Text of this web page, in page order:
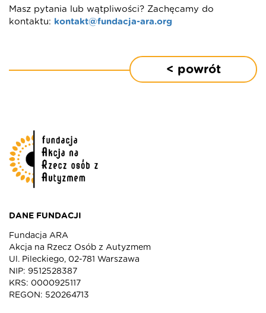
Masz pytania lub wątpliwości? Zachęcamy do
kontaktu: kontakt@fundacja-ara.org
< powrót
DANE FUNDACJI
Fundacja ARA
Akcja na Rzecz Osób z Autyzmem
Ul. Pileckiego, 02-781 Warszawa
NIP: 9512528387
KRS: 0000925117
REGON: 520264713